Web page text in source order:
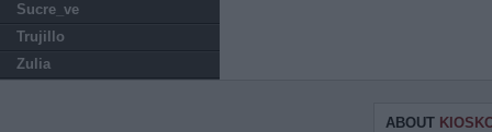
Sucre_ve
Trujillo
Zulia
ABOUT